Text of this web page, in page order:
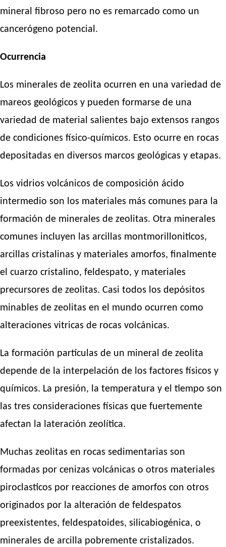
mineral fibroso pero no es remarcado como un
cancerógeno potencial.
Ocurrencia
Los minerales de zeolita ocurren en una variedad de
mareos geológicos y pueden formarse de una
variedad de material salientes bajo extensos rangos
de condiciones físico-químicos. Esto ocurre en rocas
depositadas en diversos marcos geológicas y etapas.
Los vidrios volcánicos de composición ácido
intermedio son los materiales más comunes para la
formación de minerales de zeolitas. Otra minerales
comunes incluyen las arcillas montmorilloniticos,
arcillas cristalinas y materiales amorfos, finalmente
el cuarzo cristalino, feldespato, y materiales
precursores de zeolitas. Casi todos los depósitos
minables de zeolitas en el mundo ocurren como
alteraciones vitricas de rocas volcánicas.
La formación partículas de un mineral de zeolita
depende de la interpelación de los factores físicos y
químicos. La presión, la temperatura y el tiempo son
las tres consideraciones físicas que fuertemente
afectan la lateración zeolítica.
Muchas zeolitas en rocas sedimentarias son
formadas por cenizas volcánicas o otros materiales
piroclasticos por reacciones de amorfos con otros
originados por la alteración de feldespatos
preexistentes, feldespatoides, silicabiogénica, o
minerales de arcilla pobremente cristalizados.